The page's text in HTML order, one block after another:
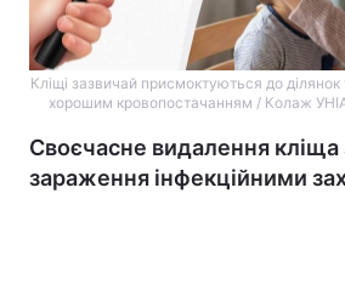
Кліщі зазвичай присмоктуються до
хорошим кровопостачанням / Колаж
Своєчасне видалення
зараження інфекційними